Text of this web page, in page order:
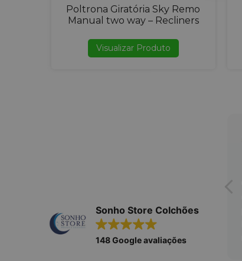
Poltrona Giratória Sky Remo
Manual two way – Recliners
Visualizar Produto
Sonho Store Colchões
148 Google avaliações
O atendimento é muito ágil
e satisfatório. O Pedro foi
muito atencioso, mandou